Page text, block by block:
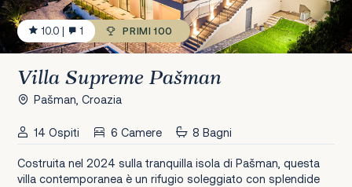
10.0 | 1 PRIMI 100
Villa Supreme Pašman
Pašman, Croazia
14 Ospiti 6 Camere 8 Bagni
Costruita nel 2024 sulla tranquilla isola di Pašman, questa
villa contemporanea è un rifugio soleggiato con splendide